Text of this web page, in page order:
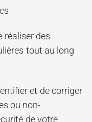
réaliser des
tout au long
et de corriger
ou non-
de votre